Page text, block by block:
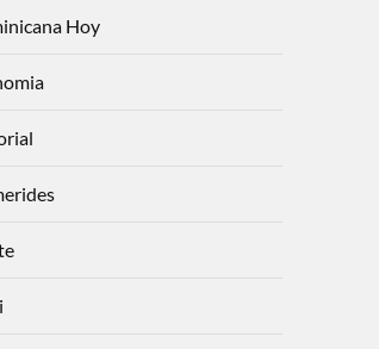
Hoy